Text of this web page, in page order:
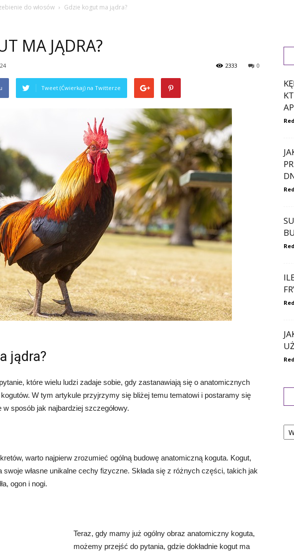
do włosów Gdzie kogut ma jądra?
MA JĄDRA?
0
2333
Tweet (Ćwierkaj) na Twitterze
jądra?
które wielu ludzi zadaje sobie, gdy zastanawiają się o anatomicznych
W tym artykule przyjrzymy się bliżej temu tematowi i postaramy się
sposób jak najbardziej szczegółowy.
warto najpierw zrozumieć ogólną budowę anatomiczną koguta. Kogut,
swoje własne unikalne cechy fizyczne. Składa się z różnych części, takich jak
ogon i nogi.
Teraz, gdy mamy już ogólny obraz anatomiczny koguta,
możemy przejść do pytania, gdzie dokładnie kogut ma